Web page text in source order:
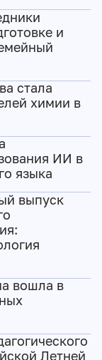
и
стала
химии в
ИИ в
языка
выпуск
вошла в
Летней